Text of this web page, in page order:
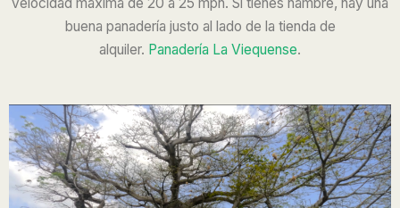
velocidad máxima de 20 a 25 mph. Si tienes hambre, hay una
buena panadería justo al lado de la tienda de
alquiler. Panadería La Viequense.